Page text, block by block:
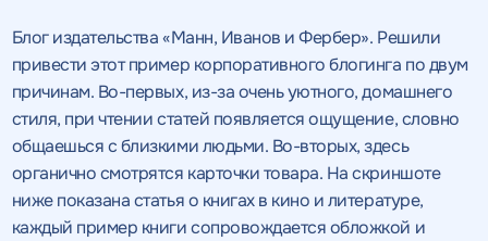
Блог издательства «Манн, Иванов и Фербер». Решили
привести этот пример корпоративного блогинга по двум
причинам. Во-первых, из-за очень уютного, домашнего
стиля, при чтении статей появляется ощущение, словно
общаешься с близкими людьми. Во-вторых, здесь
органично смотрятся карточки товара. На скриншоте
ниже показана статья о книгах в кино и литературе,
каждый пример книги сопровождается обложкой и